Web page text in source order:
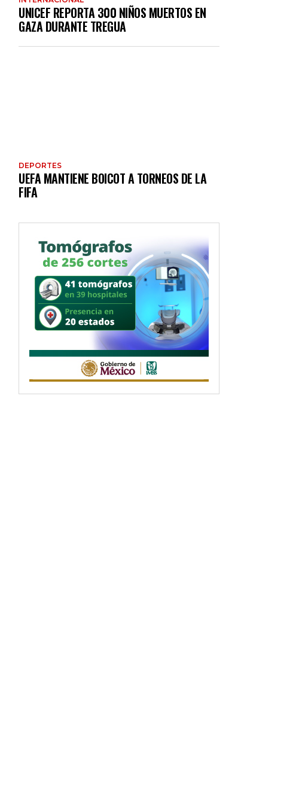
UNICEF REPORTA 300 NIÑOS MUERTOS EN
GAZA DURANTE TREGUA
DEPORTES
UEFA MANTIENE BOICOT A TORNEOS DE LA
FIFA